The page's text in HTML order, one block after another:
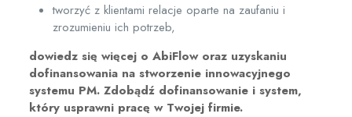
tworzyć z klientami relacje oparte na zaufaniu i
zrozumieniu ich potrzeb,
dowiedz się więcej o AbiFlow oraz uzyskaniu
dofinansowania na stworzenie innowacyjnego
systemu PM. Zdobądź dofinansowanie i system,
który usprawni pracę w Twojej firmie.